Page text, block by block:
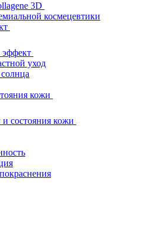
3D
космецевтики
уход
кожи
состояния кожи